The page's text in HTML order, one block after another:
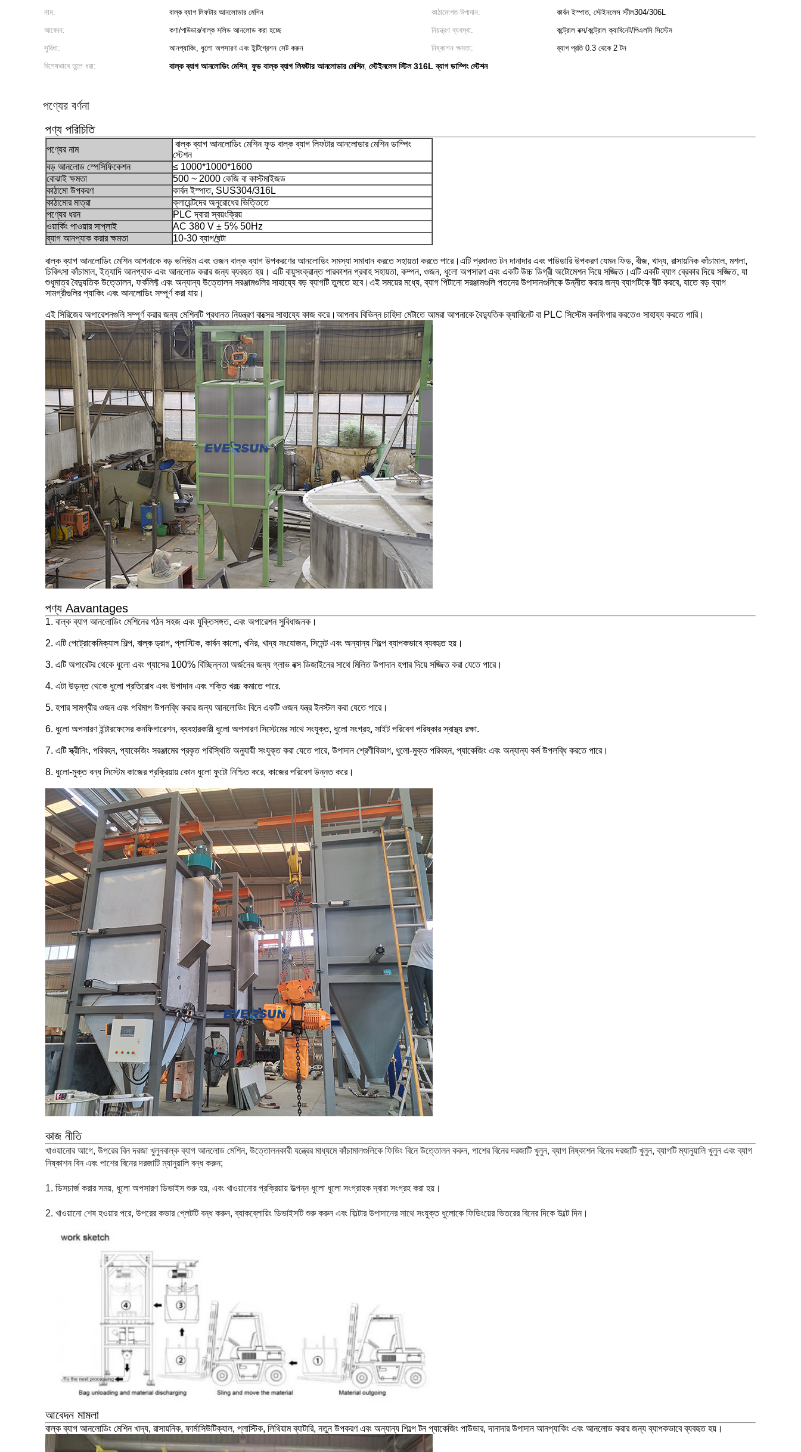
নাম: বাল্ক ব্যাগ লিফটার আনলোডার মেশিন কাঠামোগত উপাদান:
কার্বন ইস্পাত, স্টেইনলেস স্টীল304/306L
আবেদন:
কণা/পাউডার/বাল্ক সলিড আনলোড করা হচ্ছে নিয়ন্ত্রণ ব্যবস্থা:
কন্ট্রোল বক্স/কন্ট্রোল ক্যাবিনেট/পিএলসি সিস্টেম
সুবিধা:
আনপ্যাকিং, ধুলো অপসারণ এবং ইন্টিগ্রেশন সেট করুন নিষ্কাশন ক্ষমতা:
ব্যাগ প্রতি 0.3 থেকে 2 টন
বিশেষভাবে তুলে ধরা:
বাল্ক ব্যাগ আনলোডিং মেশিন, ফুড বাল্ক ব্যাগ লিফটার আনলোডার মেশিন, স্টেইনলেস স্টিল 316L ব্যাগ ডাম্পিং স্টেশন
পণ্যের বর্ণনা
পণ্য পরিচিতি
পণ্যের নাম
বাল্ক ব্যাগ আনলোডিং মেশিন ফুড বাল্ক ব্যাগ লিফটার আনলোডার মেশিন ডাম্পিং
স্টেশন
বড় আনলোড স্পেসিফিকেশন
≤ 1000*1000*1600
বোঝাই ক্ষমতা
500 ~ 2000 কেজি বা কাস্টমাইজড
কাঠামো উপকরণ
কার্বন ইস্পাত, SUS304/316L
কাঠামোর মাত্রা
ক্লায়েন্টদের অনুরোধের ভিত্তিতে
পণ্যের ধরন
PLC দ্বারা স্বয়ংক্রিয়
ওয়ার্কিং পাওয়ার সাপ্লাই
AC 380 V ± 5% 50Hz
ব্যাগ আনপ্যাক করার ক্ষমতা
10-30 ব্যাগ/ঘন্টা
বাল্ক ব্যাগ আনলোডিং মেশিন আপনাকে বড় ভলিউম এবং ওজন বাল্ক ব্যাগ উপকরণের আনলোডিং সমস্যা সমাধান করতে সহায়তা করতে পারে।এটি প্রধানত টন দানাদার এবং পাউডারি উপকরণ যেমন ফিড, বীজ, খাদ্য, রাসায়নিক কাঁচামাল, মশলা,
চিকিৎসা কাঁচামাল, ইত্যাদি আনপ্যাক এবং আনলোড করার জন্য ব্যবহৃত হয়। এটি বায়ুসংক্রান্ত পারকাশন প্রবাহ সহায়তা, কম্পন, ওজন, ধুলো অপসারণ এবং একটি উচ্চ ডিগ্রী অটোমেশন দিয়ে সজ্জিত।এটি একটি ব্যাগ ব্রেকার দিয়ে সজ্জিত, যা
শুধুমাত্র বৈদ্যুতিক উত্তোলন, ফর্কলিফ্ট এবং অন্যান্য উত্তোলন সরঞ্জামগুলির সাহায্যে বড় ব্যাগটি তুলতে হবে।এই সময়ের মধ্যে, ব্যাগ পিটানো সরঞ্জামগুলি পতনের উপাদানগুলিকে উন্নীত করার জন্য ব্যাগটিকে বীট করবে, যাতে বড় ব্যাগ
সামগ্রীগুলির প্যাকিং এবং আনলোডিং সম্পূর্ণ করা যায়।
এই সিরিজের অপারেশনগুলি সম্পূর্ণ করার জন্য মেশিনটি প্রধানত নিয়ন্ত্রণ বাক্সের সাহায্যে কাজ করে।আপনার বিভিন্ন চাহিদা মেটাতে আমরা আপনাকে বৈদ্যুতিক ক্যাবিনেট বা PLC সিস্টেম কনফিগার করতেও সাহায্য করতে পারি।
পণ্য Aavantages
1. বাল্ক ব্যাগ আনলোডিং মেশিনের গঠন সহজ এবং যুক্তিসঙ্গত, এবং অপারেশন সুবিধাজনক।
2. এটি পেট্রোকেমিক্যাল শিল্প, বাল্ক ড্রাগ, প্লাস্টিক, কার্বন কালো, খনির, খাদ্য সংযোজন, সিমেন্ট এবং অন্যান্য শিল্পে ব্যাপকভাবে ব্যবহৃত হয়।
3. এটি অপারেটর থেকে ধুলো এবং গ্যাসের 100% বিচ্ছিন্নতা অর্জনের জন্য গ্লাভ বক্স ডিজাইনের সাথে মিলিত উপাদান হপার দিয়ে সজ্জিত করা যেতে পারে।
4. এটা উড়ন্ত থেকে ধুলো প্রতিরোধ এবং উপাদান এবং শক্তি খরচ কমাতে পারে.
5. হপার সামগ্রীর ওজন এবং পরিমাপ উপলব্ধি করার জন্য আনলোডিং বিনে একটি ওজন যন্ত্র ইনস্টল করা যেতে পারে।
6. ধুলো অপসারণ ইন্টারফেসের কনফিগারেশন, ব্যবহারকারী ধুলো অপসারণ সিস্টেমের সাথে সংযুক্ত, ধুলো সংগ্রহ, সাইট পরিবেশ পরিষ্কার স্বাস্থ্য রক্ষা.
7. এটি স্ক্রীনিং, পরিবহন, প্যাকেজিং সরঞ্জামের প্রকৃত পরিস্থিতি অনুযায়ী সংযুক্ত করা যেতে পারে, উপাদান শ্রেণীবিভাগ, ধুলো-মুক্ত পরিবহন, প্যাকেজিং এবং অন্যান্য কর্ম উপলব্ধি করতে পারে।
8. ধুলো-মুক্ত বন্ধ সিস্টেম কাজের প্রক্রিয়ায় কোন ধুলো ফুটো নিশ্চিত করে, কাজের পরিবেশ উন্নত করে।
কাজ নীতি
খাওয়ানোর আগে, উপরের বিন দরজা খুলুনবাল্ক ব্যাগ আনলোড মেশিন, উত্তোলনকারী যন্ত্রের মাধ্যমে কাঁচামালগুলিকে ফিডিং বিনে উত্তোলন করুন, পাশের বিনের দরজাটি খুলুন, ব্যাগ নিষ্কাশন বিনের দরজাটি খুলুন, ব্যাগটি ম্যানুয়ালি খুলুন এবং ব্যাগ
নিষ্কাশন বিন এবং পাশের বিনের দরজাটি ম্যানুয়ালি বন্ধ করুন;
1. ডিসচার্জ করার সময়, ধুলো অপসারণ ডিভাইস শুরু হয়, এবং খাওয়ানোর প্রক্রিয়ায় উত্পন্ন ধুলো ধুলো সংগ্রাহক দ্বারা সংগ্রহ করা হয়।
2. খাওয়ানো শেষ হওয়ার পরে, উপরের কভার প্লেটটি বন্ধ করুন, ব্যাকব্লোয়িং ডিভাইসটি শুরু করুন এবং ফিল্টার উপাদানের সাথে সংযুক্ত ধুলোকে ফিডিংয়ের ভিতরের বিনের দিকে উল্টে দিন।
আবেদন মামলা
বাল্ক ব্যাগ আনলোডিং মেশিন খাদ্য, রাসায়নিক, ফার্মাসিউটিক্যাল, প্লাস্টিক, লিথিয়াম ব্যাটারি, নতুন উপকরণ এবং অন্যান্য শিল্পে টন প্যাকেজিং পাউডার, দানাদার উপাদান আনপ্যাকিং এবং আনলোড করার জন্য ব্যাপকভাবে ব্যবহৃত হয়।